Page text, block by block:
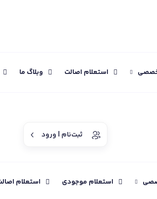
استعلام اصالت وبلاگ ما
ثبت‌نام | ورود
استعلام موجودی استعلام